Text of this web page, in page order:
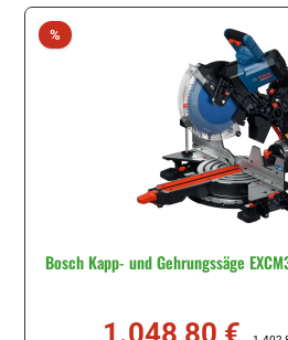
%Rabatt
Bosch Kapp- und Gehrungssäge
Verkaufspreis:
1.048,80 €